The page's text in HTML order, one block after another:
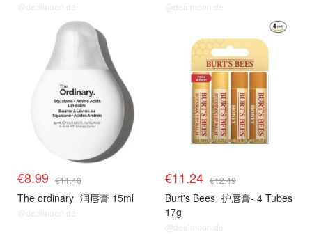
@dealmoon.de @dealmoon.de
€8.99 €11.40
The ordinary 润唇膏 15ml
@dealmoon.de
€11.24 €12.49
Burt's Bees 护唇膏- 4 Tubes
17g
@dealmoon.de